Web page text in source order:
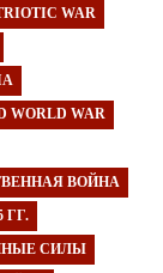
WAR
WORLD WAR
ВОЙНА
ГГ.
СИЛЫ